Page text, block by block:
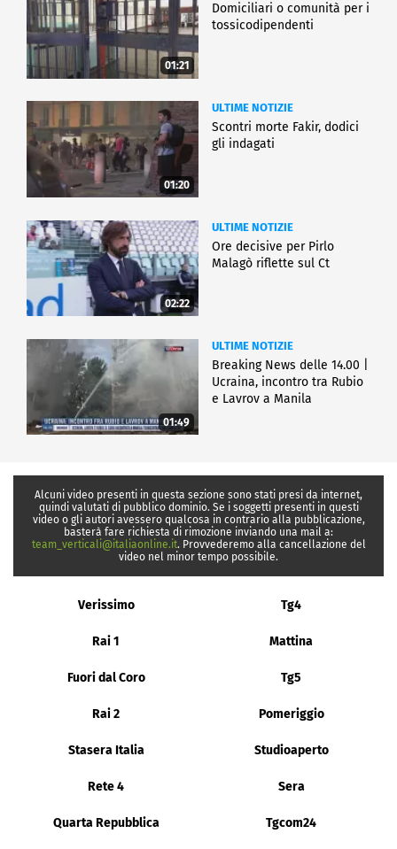
01:21
Domiciliari o comunità per i
tossicodipendenti
01:20
ULTIME NOTIZIE
Scontri morte Fakir, dodici
gli indagati
02:22
ULTIME NOTIZIE
Ore decisive per Pirlo
Malagò riflette sul Ct
01:49
ULTIME NOTIZIE
Breaking News delle 14.00 |
Ucraina, incontro tra Rubio
e Lavrov a Manila
Alcuni video presenti in questa sezione sono stati presi da internet,
quindi valutati di pubblico dominio. Se i soggetti presenti in questi
video o gli autori avessero qualcosa in contrario alla pubblicazione,
basterà fare richiesta di rimozione inviando una mail a:
team_verticali@italiaonline.it. Provvederemo alla cancellazione del
video nel minor tempo possibile.
Verissimo Tg4
Rai 1 Mattina
Fuori dal Coro Tg5
Rai 2 Pomeriggio
Stasera Italia Studioaperto
Rete 4 Sera
Quarta Repubblica Tgcom24